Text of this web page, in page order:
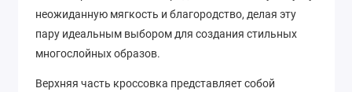
неожиданную мягкость и благородство, делая эту
пару идеальным выбором для создания стильных
многослойных образов.
Верхняя часть кроссовка представляет собой